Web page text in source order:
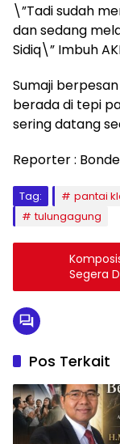
\”Tadi sudah
dan sedang
Sidiq\” Imbuh
Sumaji
berada di tepi
sering datang
Reporter :
Tag: pantai
tulungagung
Segera
Pos Terkait